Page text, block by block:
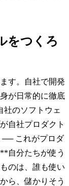
をつくろ
す。自社で開発
が日常的に徹底
社のソフトウェ
自社プロダクト
── これがプロダ
自分たちが使う
のは、誰も使い
ら、儲かりそう